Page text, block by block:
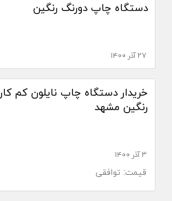
دستگاه چاپ دورنگ رنگین
۲۷ آذر ۱۴۰۰
خریدار دستگاه چاپ نایلون کم کار
رنگین مشهد
۳ آذر ۱۴۰۰
قیمت: توافقی